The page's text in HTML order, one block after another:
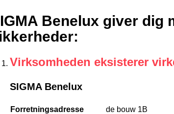
Benelux giver dig
:
Virksomheden eksisterer
SIGMA Benelux
Forretningsadresse
de bouw 1B